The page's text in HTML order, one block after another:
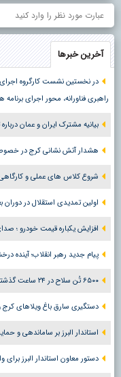
آخرین خبرها
در نخستین نشست کارگروه
راهبری فناورانه، محور اجرای
بیانیه مشترک ایران و عمان
هشدار آتش نشانی کرج در
شروع کلاس های عملی و کارگاهی
اولین تمدیدی استقلال در
افزایش یکباره قیمت خودرو ؛
پیام جدید رهبر انقلاب؛ آینده
۶۵۰۰ تُن سلاح در ۲۴ ساعت گذشته از آمریکا به اسرائیل ارسال شد
دستگیری سارق باغ ویلاهای کرج و کشف ۵۶
استاندار البرز بر ساماندهی و
دستور معاون استاندار البرز برای واگذاری ۴۳۰۰ واحد